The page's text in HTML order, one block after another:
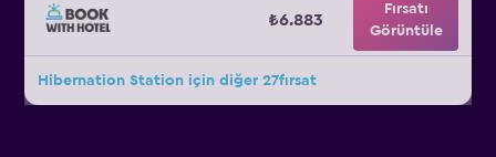
₺6.883
Fırsatı
Görüntüle
Hibernation Station için diğer 27fırsat